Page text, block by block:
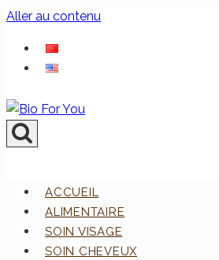
Aller au contenu
ACCUEIL
ALIMENTAIRE
SOIN VISAGE
SOIN CHEVEUX